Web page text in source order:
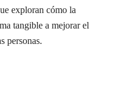
exploran cómo la
tangible a mejorar el
personas.